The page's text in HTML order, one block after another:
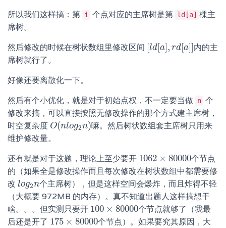
所以我们这样搞：第
i 个点对应的主席树是第 ld[a] 棵主
席树。
然后修改的时候在树状数组里修改区间 [ld[a], rd[a]]
[ld[ a] , rd[ a] 内的主
席树就行了。
好像还要离散化一下。
然后有个小优化，就是对于初始点权，不一定要当做 n 个
修改来搞，可以直接按照无修改操作的那个方式建主席树，
时空复杂度 O(nlog2n)
O(nlog2n) 嘛。然后树状数组套主席树只用来
维护修改量。
还有就是对于这题，理论上至少要开 1062 × 80000
1062 ×80000 个节点
的（如果全是修改操作而且每次修改在树状数组中都需要修
改 log2n
log2n个主席树），但是这样空间会爆炸，而且炸得不轻
（大概要 972MB 的内存）。真不知道出题人这样搞想干
啥。。。但实测只要开 100 × 80000
100 ×80000 个节点就够了（我最
后还是开了 175 × 80000
175 ×80000 个节点）。如果要究其原因，大